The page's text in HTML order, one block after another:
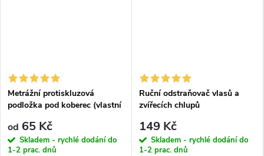
Metrážní protiskluzová
podložka pod koberec (vlastní
od 65 Kč
Skladem - rychlé dodání do
1-2 prac. dnů
Ruční odstraňovač vlasů a
zvířecích chlupů
149 Kč
Skladem - rychlé dodání do
1-2 prac. dnů